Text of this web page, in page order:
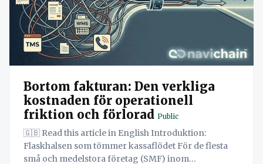
Bortom fakturan: Den verkliga
kostnaden för operationell
friktion och förlorad Public
🇬🇧 Read this article in English Introduktion:
Flaskhalsen som tömmer kassaflödet För de flesta
små och medelstora företag (SMF) inom